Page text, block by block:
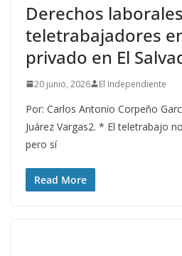
Derechos
teletrabajadores
privado en El
20 junio, 2026 El Independiente
Por: Carlos Antonio Corpeño
Juárez Vargas2. * El teletrabajo
pero sí
Read More